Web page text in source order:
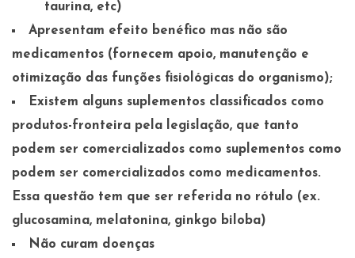
taurina, etc)
Apresentam efeito benéfico mas não são
medicamentos (fornecem apoio, manutenção e
otimização das funções fisiológicas do organismo);
Existem alguns suplementos classificados como
produtos-fronteira pela legislação, que tanto
podem ser comercializados como suplementos como
podem ser comercializados como medicamentos.
Essa questão tem que ser referida no rótulo (ex.
glucosamina, melatonina, ginkgo biloba)
Não curam doenças